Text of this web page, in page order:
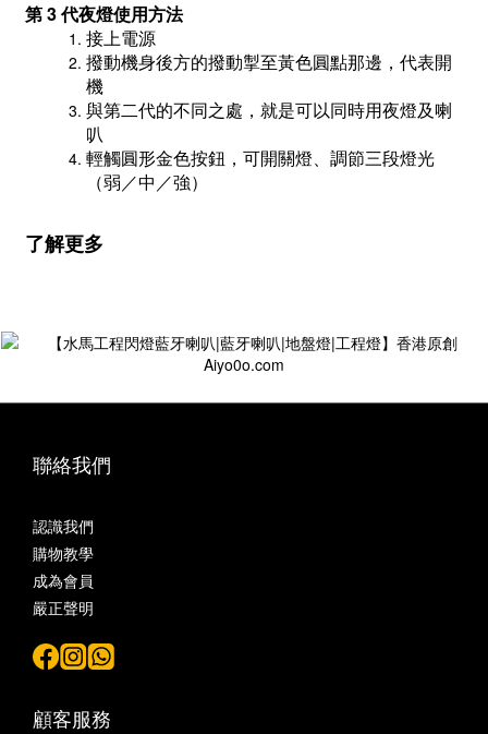
第 3代夜燈使用方法
接上電源
撥動機身後方的撥動掣至黃色圓點那邊，代表開
機
與第二代的不同之處，就是可以同時用夜燈及喇
叭
輕觸圓形金色按鈕，可開關燈、調節三段燈光
（弱／中／強）
了解更多
聯絡我們
認識我們
購物教學
成為會員
嚴正聲明
顧客服務